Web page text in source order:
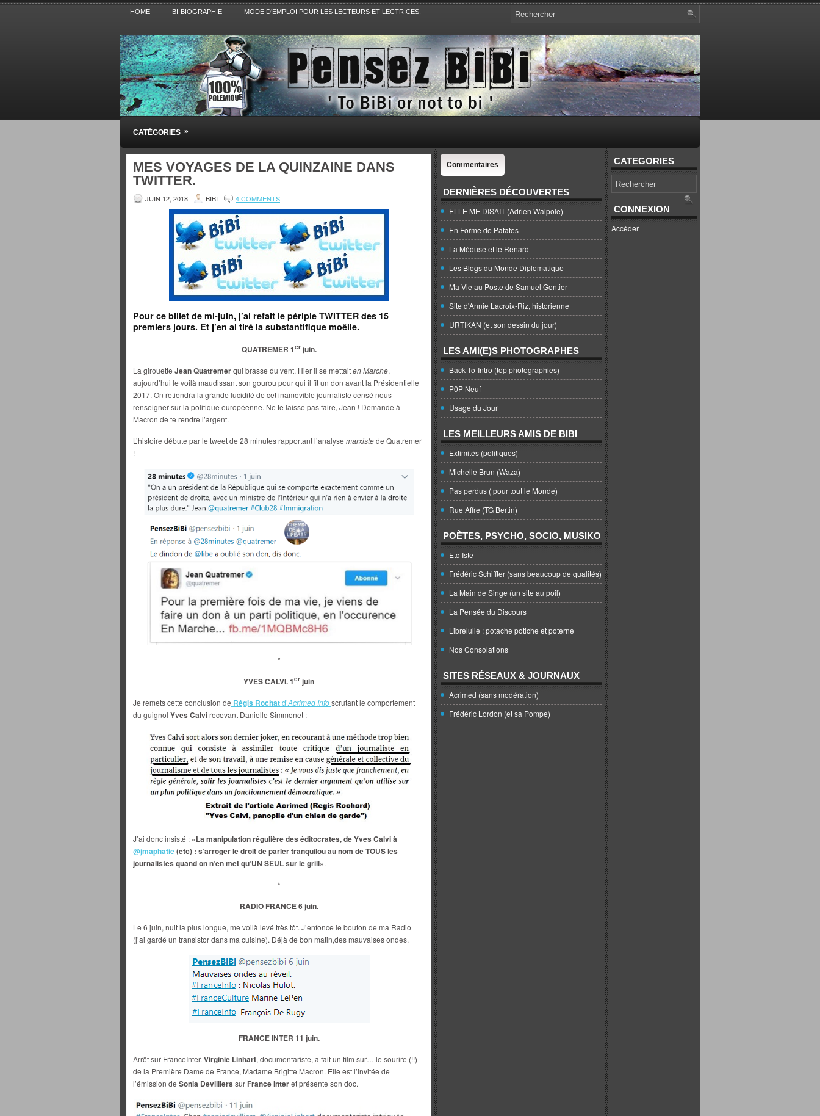
HOME BI-BIOGRAPHIE MODE D’EMPLOI POUR LES LECTEURS ET LECTRICES.
Pensez BiBi
Blog polémique sur l'Actualité, la Culture, la Politique, le Sport,. Avec Revue de presse et de blogs.
CATÉGORIES »
MES VOYAGES DE LA QUINZAINE DANS
TWITTER.
JUIN 12, 2018 BIBI 4 COMMENTS
Pour ce billet de mi-juin, j’ai refait le périple TWITTER des 15
premiers jours. Et j’en ai tiré la substantifique moëlle.
QUATREMER 1erjuin.
La girouette Jean Quatremerqui brasse du vent. Hier il se mettaiten Marche,
aujourd’hui le voilà maudissant son gourou pour qui il fit un don avant la Présidentielle
2017. On retiendra la grande lucidité de cet inamovible journaliste censé nous
renseigner sur la politique européenne. Ne te laisse pas faire, Jean ! Demande à
Macron de te rendre l’argent.
L’histoire débute par le tweet de 28 minutes rapportant l’analyse marxistede Quatremer
!
*
YVES CALVI. 1er juin
Je remets cette conclusion de Régis Rochatd’Acrimed Infoscrutant le comportement
du guignol Yves Calvirecevant Danielle Simmonet :
J’ai donc insisté : «La manipulation régulière des éditocrates, de Yves Calvi à
@jmaphatie(etc) : s’arroger le droit de parler tranquilou au nom de TOUS les
journalistes quand on n’en met qu’UN SEUL sur le grill».
*
RADIO FRANCE 6 juin.
Le 6 juin, nuit la plus longue, me voilà levé très tôt. J’enfonce le bouton de ma Radio
(j’ai gardé un transistor dans ma cuisine). Déjà de bon matin,des mauvaises ondes.
FRANCE INTER 11 juin.
Arrêt sur FranceInter. Virginie Linhart, documentariste, a fait un film sur… le sourire (!!)
de la Première Dame de France, Madame Brigitte Macron. Elle est l’invitée de
l’émission de Sonia Devilliers sur France Interet présente son doc.
Commentaires
DERNIÈRES DÉCOUVERTES
ELLE ME DISAIT (Adrien Walpole)
En Forme de Patates
La Méduse et le Renard
Les Blogs du Monde Diplomatique
Ma Vie au Poste de Samuel Gontier
Site d'Annie Lacroix-Riz, historienne
URTIKAN (et son dessin du jour)
LES AMI(E)S PHOTOGRAPHES
Back-To-Intro (top photographies)
P0P Neuf
Usage du Jour
LES MEILLEURS AMIS DE BIBI
Extimités (politiques)
Michelle Brun (Waza)
Pas perdus ( pour tout le Monde)
Rue Affre (TG Bertin)
POÈTES, PSYCHO, SOCIO, MUSIKO
Etc-Iste
Frédéric Schiffter (sans beaucoup de qualités)
La Main de Singe (un site au poil)
La Pensée du Discours
Librelulle : potache potiche et poterne
Nos Consolations
SITES RÉSEAUX & JOURNAUX
Acrimed (sans modération)
Frédéric Lordon (et sa Pompe)
CATEGORIES
CONNEXION
Accéder